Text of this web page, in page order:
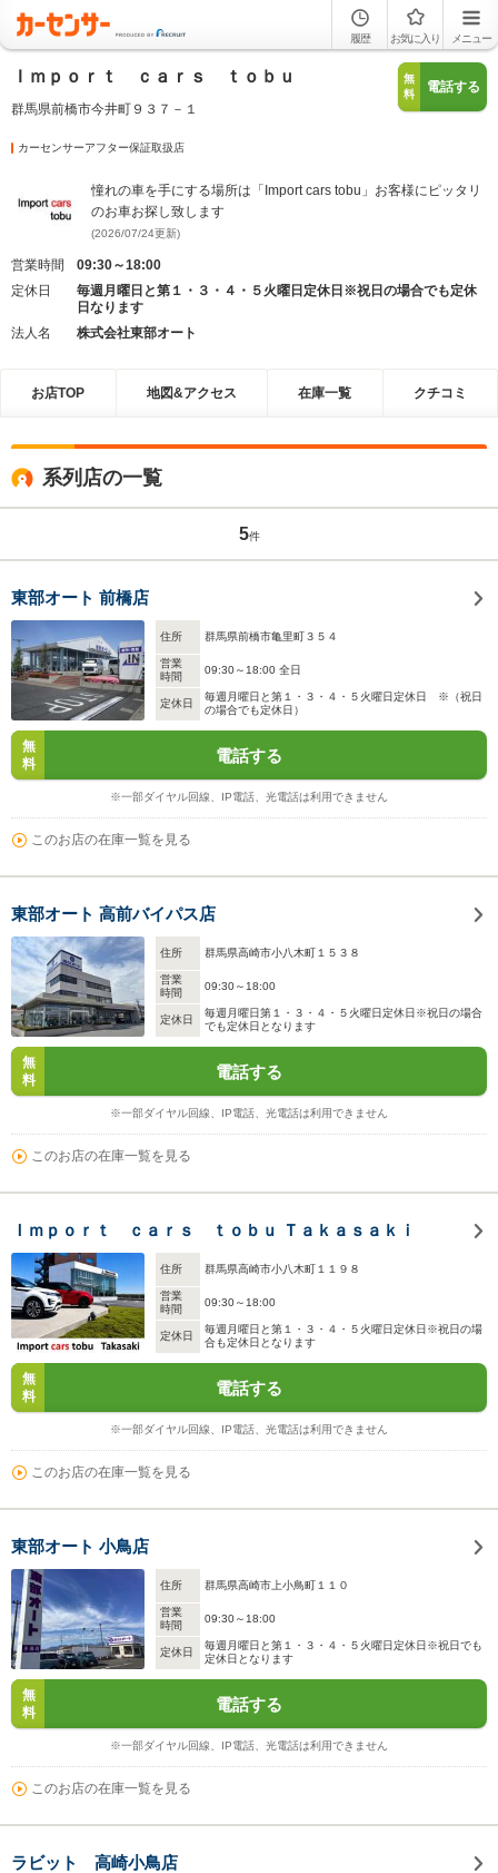
履歴 お気に入り メニュー
Ｉｍｐｏｒｔ ｃａｒｓ ｔｏｂｕ
群馬県前橋市今井町９３７－１
無
料
電話する
カーセンサーアフター保証取扱店
憧れの車を手にする場所は「Import cars tobu」お客様にピッタリ
のお車お探し致します
(2026/07/24更新)
営業時間
09:30～18:00
定休日
毎週月曜日と第１・３・４・５火曜日定休日※祝日の場合でも定休
日なります
法人名
株式会社東部オート
お店TOP 地図&アクセス 在庫一覧 クチコミ
系列店の一覧
5件
東部オート 前橋店
住所 群馬県前橋市亀里町３５４
営業
時間
09:30～18:00 全日
定休日
毎週月曜日と第１・３・４・５火曜日定休日 ※（祝日
の場合でも定休日）
無
料
電話する
※一部ダイヤル回線、IP電話、光電話は利用できません
このお店の在庫一覧を見る
東部オート 高前バイパス店
住所 群馬県高崎市小八木町１５３８
営業
時間
09:30～18:00
定休日
毎週月曜日第１・３・４・５火曜日定休日※祝日の場合
でも定休日となります
無
料
電話する
※一部ダイヤル回線、IP電話、光電話は利用できません
このお店の在庫一覧を見る
Ｉｍｐｏｒｔ ｃａｒｓ ｔｏｂｕ Ｔａｋａｓａｋｉ
住所 群馬県高崎市小八木町１１９８
営業
時間
09:30～18:00
定休日
毎週月曜日と第１・３・４・５火曜日定休日※祝日の場
合も定休日となります
無
料
電話する
※一部ダイヤル回線、IP電話、光電話は利用できません
このお店の在庫一覧を見る
東部オート 小鳥店
住所 群馬県高崎市上小鳥町１１０
営業
時間
09:30～18:00
定休日
毎週月曜日と第１・３・４・５火曜日定休日※祝日でも
定休日となります
無
料
電話する
※一部ダイヤル回線、IP電話、光電話は利用できません
このお店の在庫一覧を見る
ラビット 高崎小鳥店